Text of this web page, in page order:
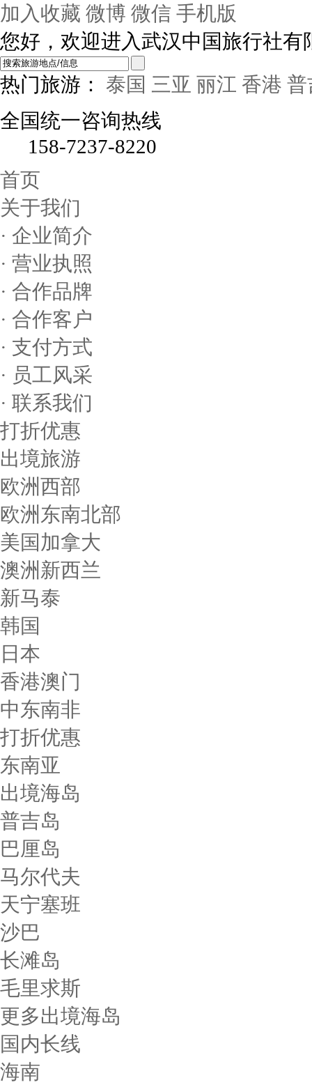
加入收藏 微博 微信 手机版
您好，欢迎进入武汉中国旅行社
热门旅游：
泰国 三亚 丽江 香港 普
全国统一咨询热线
158-7237-8220
首页
关于我们
· 企业简介
· 营业执照
· 合作品牌
· 合作客户
· 支付方式
· 员工风采
· 联系我们
打折优惠
出境旅游
欧洲西部
欧洲东南北部
美国加拿大
澳洲新西兰
新马泰
韩国
日本
香港澳门
中东南非
打折优惠
东南亚
出境海岛
普吉岛
巴厘岛
马尔代夫
天宁塞班
沙巴
长滩岛
毛里求斯
更多出境海岛
国内长线
海南